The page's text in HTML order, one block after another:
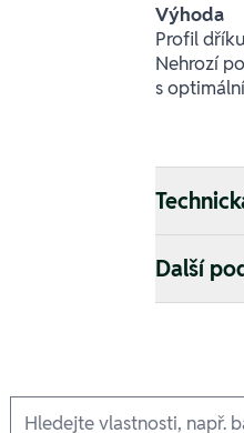
Výhoda
Profil
Nehrozí
s
Další
Ausführungen